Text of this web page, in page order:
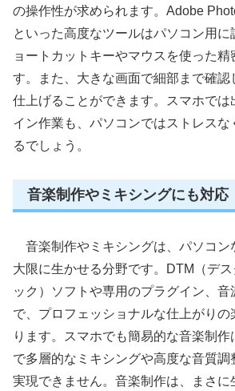
の操作性が求められます。Adobe
といった高度なツールはパソコン用
ョートカットキーやマウスを使った
す。また、大きな画面で細部まで確認
仕上げることができます。スマホでは
イン作業も、パソコンではストレスな
るでしょう。
音楽制作やミキシングにも対応
音楽制作やミキシングは、パソコン
大限に生かせる分野です。DTM（デ
ック）ソフトや専用のプラグイン、音
で、プロフェッショナルな仕上がりの
ります。スマホでも簡易的な音楽制
で多層的なミキシングや高度な音質
実現できません。音楽制作は、まさに